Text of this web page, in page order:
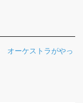
オーケストラがやっ